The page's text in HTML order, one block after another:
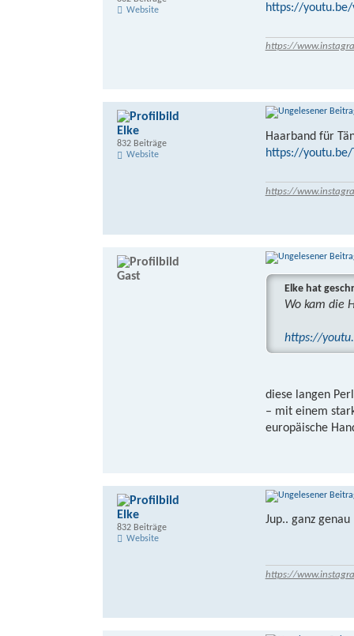
https://youtu.be/
https://
Website
Haarband für
https://youtu.be/
https://
Elke
832 Beiträge
Website
Elke hat
Wo kam die
https://
diese langen
– mit einem
europäische
Gast
Jup.. ganz genau
https://
Elke
832 Beiträge
Website